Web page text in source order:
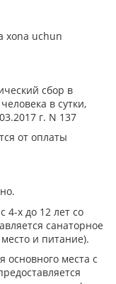
xona uchun
сбор в
в сутки,
г. N 137
от оплаты
4-х до 12 лет со
санаторное
и питание).
основного места с